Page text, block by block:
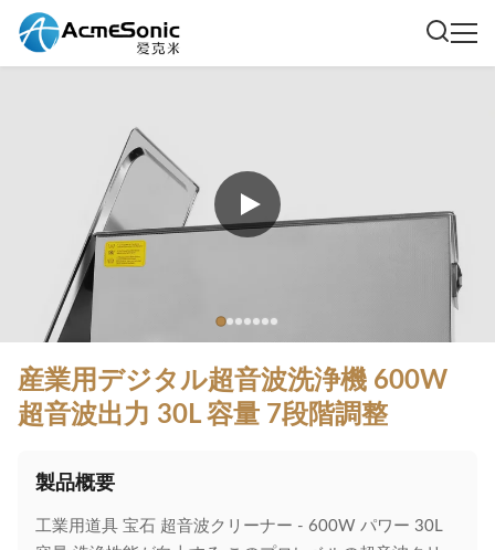
産業用デジタル超音波洗浄機 600W
超音波出力 30L 容量 7段階調整
製品概要
工業用道具 宝石 超音波クリーナー - 600W パワー 30L